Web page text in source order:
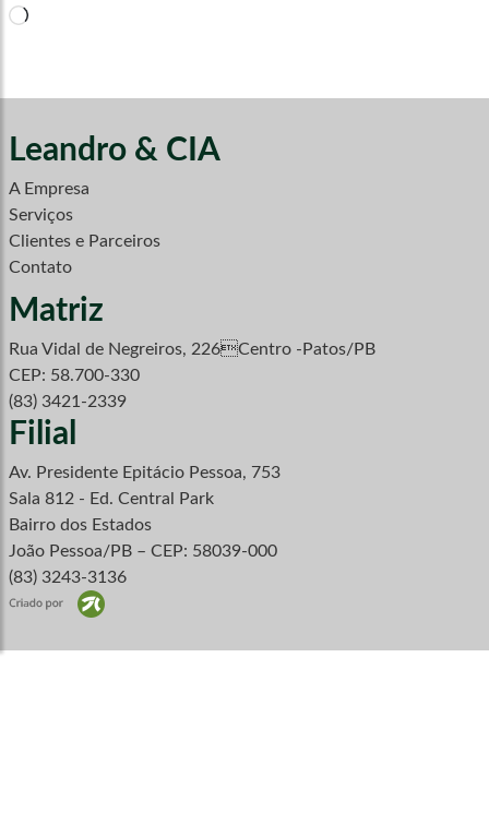
Carregando...
Leandro & CIA
A Empresa
Serviços
Clientes e Parceiros
Contato
Matriz
Rua Vidal de Negreiros, 226Centro -Patos/PB
CEP: 58.700-330
(83) 3421-2339
Filial
Av. Presidente Epitácio Pessoa, 753
Sala 812 - Ed. Central Park
Bairro dos Estados
João Pessoa/PB – CEP: 58039-000
(83) 3243-3136